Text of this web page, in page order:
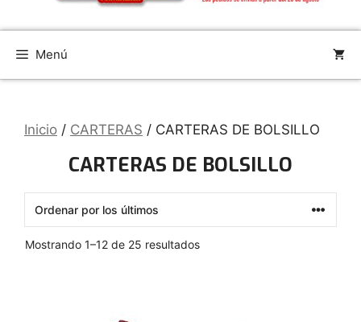
Menú
Inicio / CARTERAS / CARTERAS DE BOLSILLO
CARTERAS DE BOLSILLO
Mostrando 1–12 de 25 resultadosOrdenado